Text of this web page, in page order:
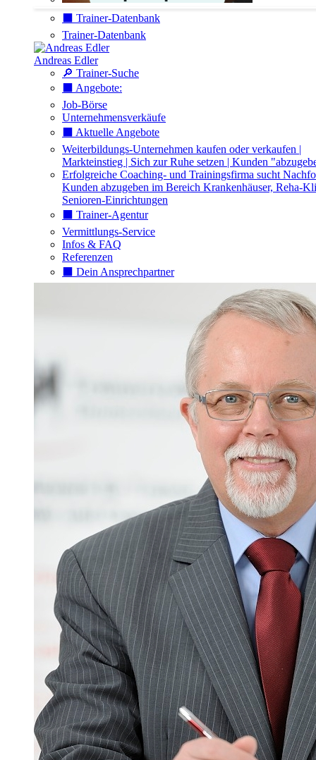
⬛️ Trainer-Datenbank
Trainer-Datenbank
Andreas Edler
🔎 Trainer-Suche
⬛️ Angebote:
Job-Börse
Unternehmensverkäufe
⬛️ Aktuelle Angebote
Weiterbildungs-Unternehmen kaufen oder verkaufen |
Markteinstieg | Sich zur Ruhe setzen | Kunden
Erfolgreiche Coaching- und Trainingsfirma sucht
Kunden abzugeben im Bereich Krankenhäuser, Reha-
Senioren-Einrichtungen
⬛️ Trainer-Agentur
Vermittlungs-Service
Infos & FAQ
Referenzen
⬛️ Dein Ansprechpartner